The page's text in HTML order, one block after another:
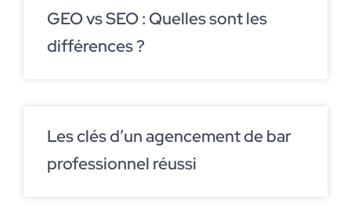
GEO vs SEO : Quelles sont les
différences ?
Les clés d’un agencement de bar
professionnel réussi